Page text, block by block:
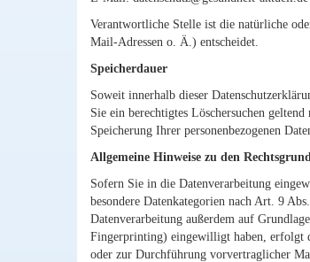
Verantwortliche Stelle ist die natürliche
Mail-Adressen o. Ä.) entscheidet.
Speicherdauer
Soweit innerhalb dieser
Sie ein berechtigtes Löschersuchen
Speicherung Ihrer personenbezogenen
Allgemeine Hinweise zu den
Sofern Sie in die Datenverarbeitung
besondere Datenkategorien nach Art. 9
Datenverarbeitung außerdem auf
Fingerprinting) eingewilligt haben, erfolgt
oder zur Durchführung vorvertraglicher